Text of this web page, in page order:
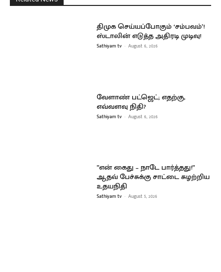
திமுக செய்யப்போகும் ‘சம்பவம்’!
ஸ்டாலின் எடுத்த அதிரடி முடிவு!
Sathiyam tv - August 6, 2026
வேளாண் பட்ஜெட்; எதற்கு,
எவ்வளவு நிதி?
Sathiyam tv - August 6, 2026
”என் கைது – நாடே பார்த்தது!”
ஆதவ் பேச்சுக்கு சாட்டை சுழற்றிய
உதயநிதி
Sathiyam tv - August 5, 2026